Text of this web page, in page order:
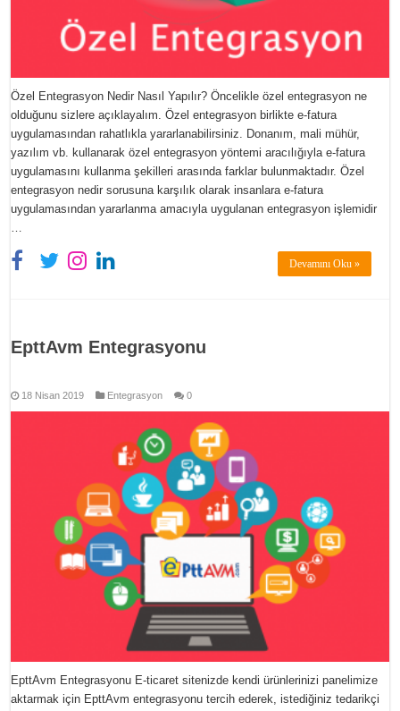
Özel Entegrasyon Nedir Nasıl Yapılır? Öncelikle özel entegrasyon ne
olduğunu sizlere açıklayalım. Özel entegrasyon birlikte e-fatura
uygulamasından rahatlıkla yararlanabilirsiniz. Donanım, mali mühür,
yazılım vb. kullanarak özel entegrasyon yöntemi aracılığıyla e-fatura
uygulamasını kullanma şekilleri arasında farklar bulunmaktadır. Özel
entegrasyon nedir sorusuna karşılık olarak insanlara e-fatura
uygulamasından yararlanma amacıyla uygulanan entegrasyon işlemidir
…
Devamını Oku »
EpttAvm Entegrasyonu
18 Nisan 2019 Entegrasyon 0
EpttAvm Entegrasyonu E-ticaret sitenizde kendi ürünlerinizi panelimize
aktarmak için EpttAvm entegrasyonu tercih ederek, istediğiniz tedarikçi